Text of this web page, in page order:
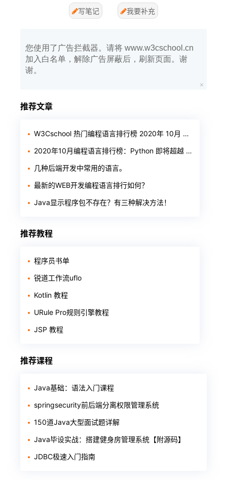
写笔记 我要补充
您使用了广告拦截器。请将 www.w3cschool.cn
加入白名单，解除广告屏蔽后，刷新页面。谢
谢。
推荐文章
W3Cschool 热门编程语言排行榜 2020年 10月 TOP10
2020年10月编程语言排行榜：Python 即将超越 Java
几种后端开发中常用的语言。
最新的WEB开发编程语言排行如何？
Java显示程序包不存在？有三种解决方法！
推荐教程
程序员书单
锐道工作流uflo
Kotlin 教程
URule Pro规则引擎教程
JSP 教程
推荐课程
Java基础：语法入门课程
springsecurity前后端分离权限管理系统
150道Java大型面试题详解
Java毕设实战：搭建健身房管理系统【附源码】
JDBC极速入门指南